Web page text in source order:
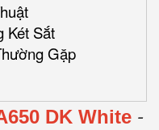
Két Sắt
Gặp
DK White -